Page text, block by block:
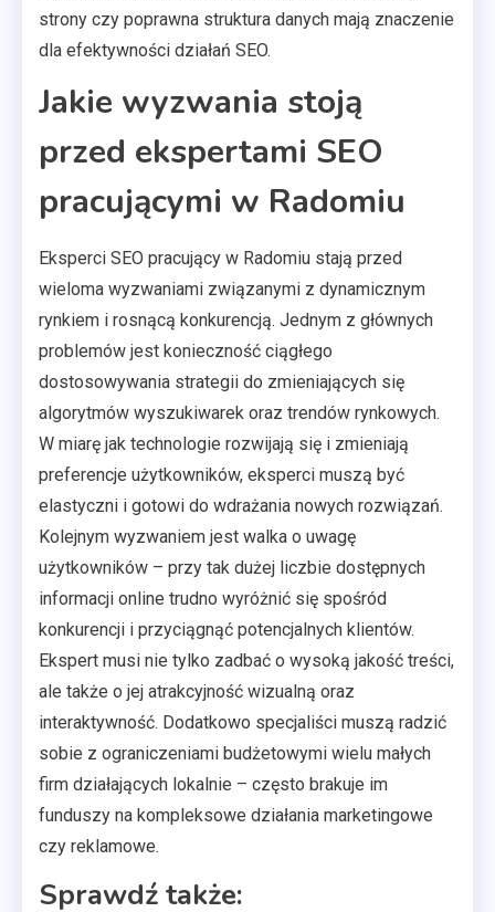
strony czy poprawna struktura danych mają znaczenie
dla efektywności działań SEO.
Jakie wyzwania stoją
przed ekspertami SEO
pracującymi w Radomiu
Eksperci SEO pracujący w Radomiu stają przed
wieloma wyzwaniami związanymi z dynamicznym
rynkiem i rosnącą konkurencją. Jednym z głównych
problemów jest konieczność ciągłego
dostosowywania strategii do zmieniających się
algorytmów wyszukiwarek oraz trendów rynkowych.
W miarę jak technologie rozwijają się i zmieniają
preferencje użytkowników, eksperci muszą być
elastyczni i gotowi do wdrażania nowych rozwiązań.
Kolejnym wyzwaniem jest walka o uwagę
użytkowników – przy tak dużej liczbie dostępnych
informacji online trudno wyróżnić się spośród
konkurencji i przyciągnąć potencjalnych klientów.
Ekspert musi nie tylko zadbać o wysoką jakość treści,
ale także o jej atrakcyjność wizualną oraz
interaktywność. Dodatkowo specjaliści muszą radzić
sobie z ograniczeniami budżetowymi wielu małych
firm działających lokalnie – często brakuje im
funduszy na kompleksowe działania marketingowe
czy reklamowe.
Sprawdź także: